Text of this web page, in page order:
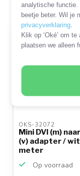
analytische functie.
beetje beter. Wil je
privacyverklaring
Klik op ‘Oké’ om
plaatsen we alleen
OKS-32072
Mini DVI (m)
(v) adapter /
meter
Op voorraad